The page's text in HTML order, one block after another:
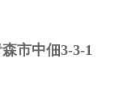
市中佃3-3-1